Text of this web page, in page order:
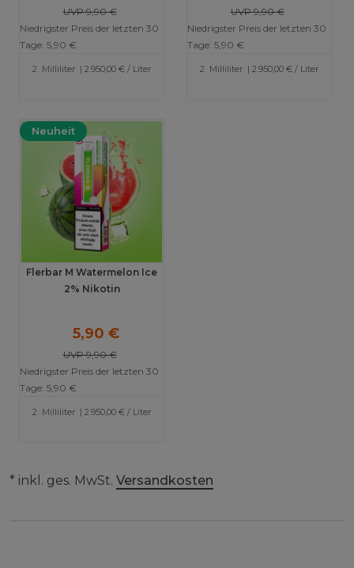
UVP 9,90 €
Niedrigster Preis der letzten 30
Tage: 5,90 €
2 Milliliter | 2.950,00 € / Liter
UVP 9,90 €
Niedrigster Preis der letzten 30
Tage: 5,90 €
2 Milliliter | 2.950,00 € / Liter
Neuheit
Flerbar M Watermelon Ice
2% Nikotin
UVP 9,90 €
5,90 €
Niedrigster Preis der letzten 30
Tage: 5,90 €
2 Milliliter | 2.950,00 € / Liter
* inkl. ges. MwSt. Versandkosten